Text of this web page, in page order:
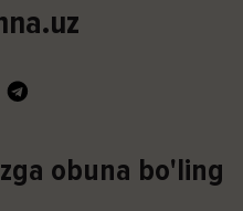
obuna bo'ling